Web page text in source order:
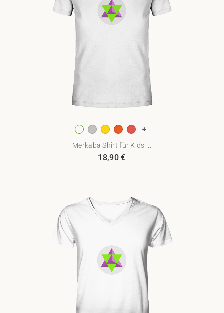
Merkaba Shirt für Kids ...
18,90€